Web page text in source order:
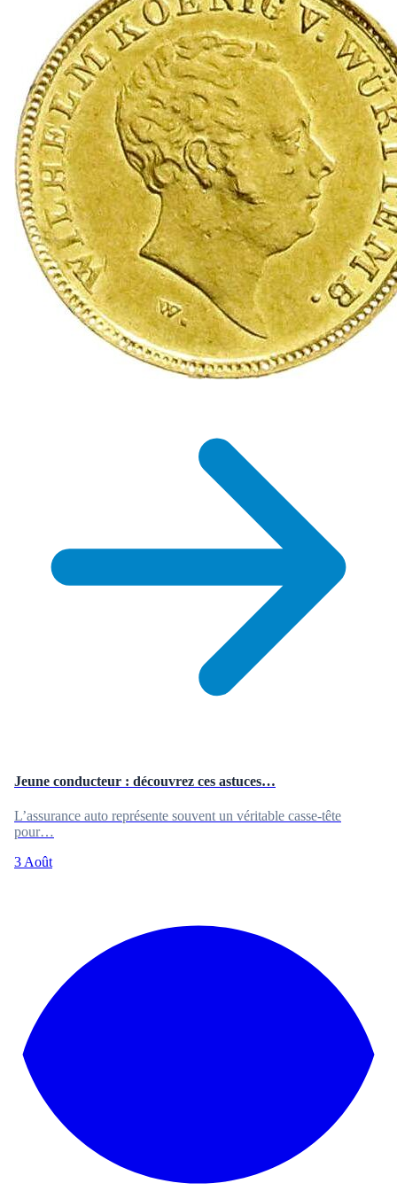
Jeune conducteur : découvrez ces astuces…
L’assurance auto représente souvent un véritable casse-tête
pour…
3 Août